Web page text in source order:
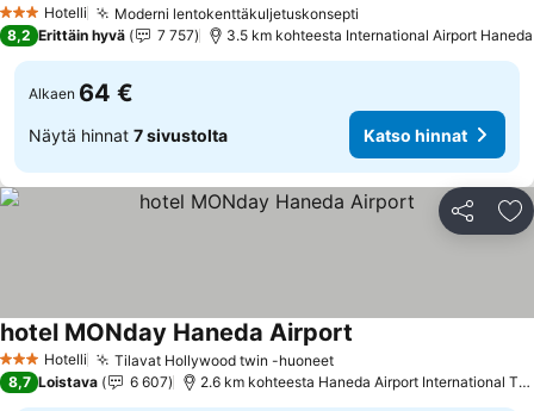
3 Tähtiluokitus
Hotelli Moderni lentokenttäkuljetuskonsepti
8,2 Erittäin hyvä 7 757 3.5 km kohteesta International Airport Haneda
Alkaen 64 €
Näytä hinnat 7 sivustolta Katso hinnat
Jaa
3 Tähtiluokitus
Hotelli Tilavat Hollywood twin -huoneetKatso hinnat
hotel MONday Haneda Airport
8,7 Loistava 6 607 2.6 km kohteesta Haneda Airport International